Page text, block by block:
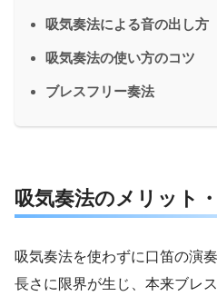
吸気奏法による音の出し方
吸気奏法の使い方のコツ
ブレスフリー奏法
吸気奏法のメリット
吸気奏法を使わずに口笛の演
長さに限界が生じ、本来ブレ